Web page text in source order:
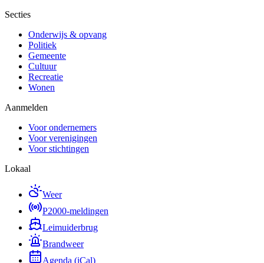
Secties
Onderwijs & opvang
Politiek
Gemeente
Cultuur
Recreatie
Wonen
Aanmelden
Voor ondernemers
Voor verenigingen
Voor stichtingen
Lokaal
Weer
P2000-meldingen
Leimuiderbrug
Brandweer
Agenda (iCal)